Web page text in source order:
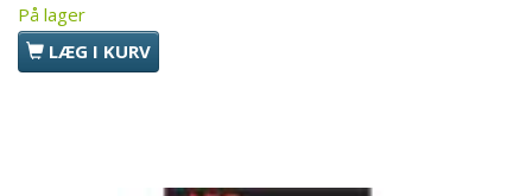
På lager
LÆG I KURV